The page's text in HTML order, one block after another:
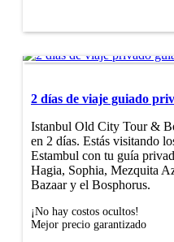
2 días de viaje guiado
Istanbul Old City Tour &
en 2 días. Estás visitando
Estambul con tu guía
Hagia, Sophia, Mezquita
Bazaar y el Bosphorus.
¡No hay costos ocultos!
Mejor precio garantizado